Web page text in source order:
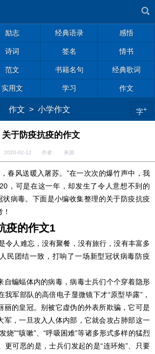
励志 经典语录 感悟
诗词 签名 情书
范文 书籍名句 经典歌词
实用文 学习 作文
作文 > 小学作文 字+
关于防疫抗疫的作文
2020-02-12 作者: 来源:
风送暖入屠苏。”在一次次的爆竹声中，我
，可是在这一年，却发生了令人意想不到的
病毒。下面是小编收集整理的关于防疫抗疫
的作文1
人难忘，没有聚餐，没有旅行，没有丰富多
民团结一致，打响了一场新型冠状病毒防疫
蝙蝠体内的病毒，病毒士兵们个个穿着隐形
我军部队的高倍电子显微镜下才“原型毕露”，
丽的皇冠。别被它虚伪的外表所欺骗，它可是
军，一旦攻入人体内部，它就会攻占肺部这一
烧”“咳嗽”、“呼吸困难”等诸多形式多样的猛烈
更可恶的是，士兵们发起的是“连环炮”、只要